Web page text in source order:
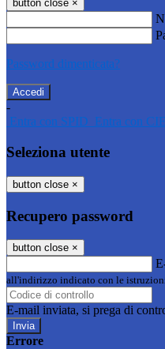
button close ×
Password dimenticata?
-
Entra con SPID Entra con CIE
Seleziona utente
button close ×
Recupero password
button close ×
all'indirizzo indicato con le
E-mail inviata, si prega di
Errore